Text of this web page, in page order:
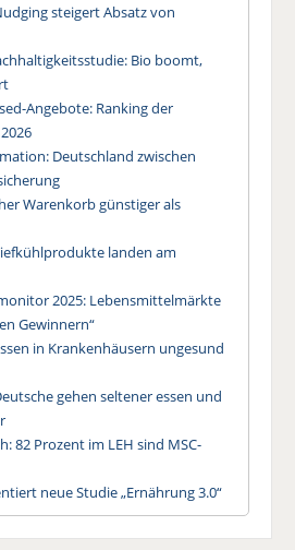
steigert Absatz von
Bio boomt,
Angebote: Ranking der
Deutschland zwischen
Warenkorb günstiger als
landen am
2025: Lebensmittelmärkte
Gewinnern“
in Krankenhäusern ungesund
gehen seltener essen und
82 Prozent im LEH sind MSC-
neue Studie „Ernährung 3.0“